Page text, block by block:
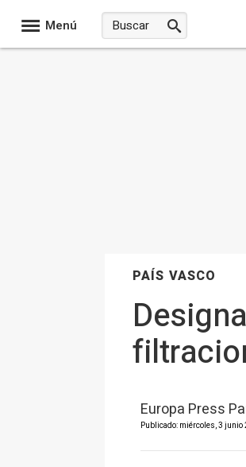
Menú
PAÍS VASCO
Europa Press
Publicado: miércoles, 3 junio